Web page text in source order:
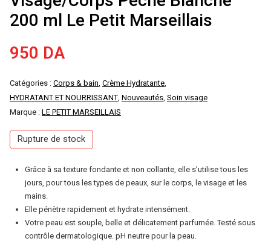
200 ml Le Petit Marseillais
950 DA
Catégories : Corps & bain, Crème Hydratante,
HYDRATANT ET NOURRISSANT, Nouveautés, Soin visage
Marque : LE PETIT MARSEILLAIS
Rupture de stock
Grâce à sa texture fondante et non collante, elle s’utilise tous les
jours, pour tous les types de peaux, sur le corps, le visage et les
mains.
Elle pénètre rapidement et hydrate intensément.
Votre peau est souple, belle et délicatement parfumée. Testé sous
contrôle dermatologique. pH neutre pour la peau.